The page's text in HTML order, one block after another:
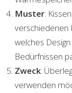
Muster:
verschiedenen
welches
Bedürfnissen
Zweck:
verwenden